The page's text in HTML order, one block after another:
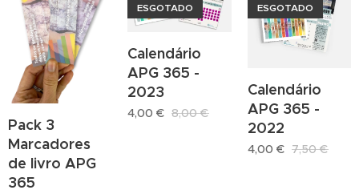
Pack 3
Marcadores
de livro APG
365
Calendário
APG 365 -
2023
ESGOTADO
4,00 € 8,00€
Calendário
APG 365 -
2022
ESGOTADO
4,00 € 7,50€